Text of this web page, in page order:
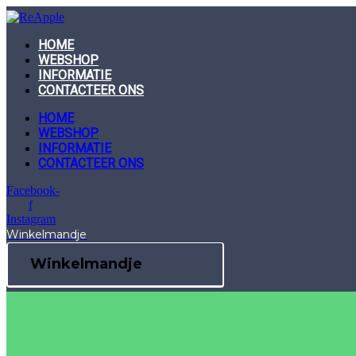
Skip
to
contentHOME
WEBSHOP
INFORMATIE
CONTACTEER ONS
HOME
WEBSHOP
INFORMATIE
CONTACTEER ONS
Facebook-
f
Instagram
Winkelmandje
Winkelmandje